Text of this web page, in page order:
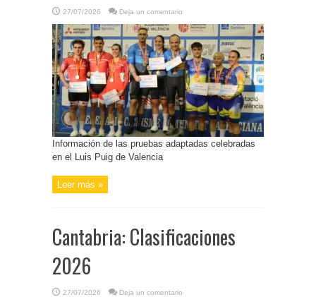
27/07/2026 Deja un comentario
Información de las pruebas adaptadas celebradas
en el Luis Puig de Valencia
Leer más »
Cantabria: Clasificaciones
2026
27/07/2026 Deja un comentario